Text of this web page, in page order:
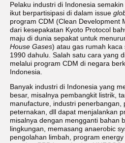
Pelaku industri di Indonesia
ikut berpartisipasi di dalam issue
program CDM (Clean Development
dari kesepakatan Kyoto Protocol
maju di dunia sepakat untuk
House Gases) atau gas rumah kaca
1990 dahulu. Salah satu cara yang
melalui program CDM di negara
Indonesia.
Banyak industri di Indonesia yang
besar, misalnya pembangkit listrik,
manufacture, industri penerbangan,
peternakan, dll dapat menjalankan
misalnya dengan mengganti bahan
lingkungan, memasang anaerobic
pengolahan limbah, program